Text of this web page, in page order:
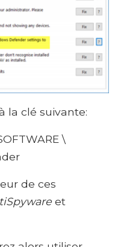
la clé suivante:
\
de ces
et